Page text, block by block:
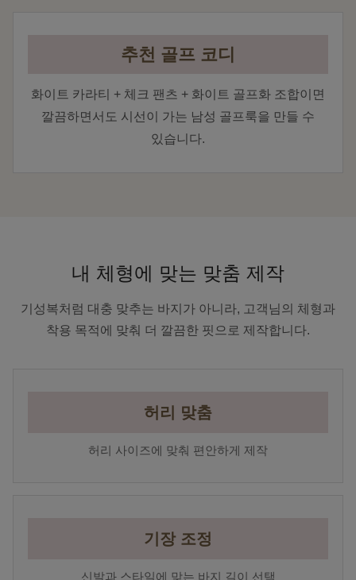
추천 골프 코디
화이트 카라티 + 체크 팬츠 + 화이트 골프화 조합이면
깔끔하면서도 시선이 가는 남성 골프룩을 만들 수
있습니다.
내 체형에 맞는 맞춤 제작
기성복처럼 대충 맞추는 바지가 아니라, 고객님의 체형과
착용 목적에 맞춰 더 깔끔한 핏으로 제작합니다.
허리 맞춤
허리 사이즈에 맞춰 편안하게 제작
기장 조정
신발과 스타일에 맞는 바지 길이 선택